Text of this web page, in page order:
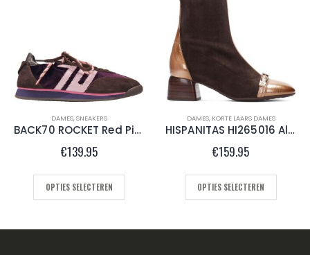
DAMES,SNEAKERS
BACK70 ROCKET Red Pink
€139.95
OPTIES SELECTEREN
DAMES, KORTE LAARS DAMES
HISPANITAS HI265016 Almond
€159.95
OPTIES SELECTEREN